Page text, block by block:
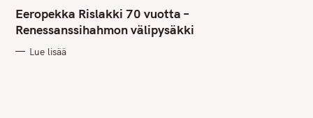
T
E
G
O
I
Eeropekka Rislakki 70 vuotta –
Renessanssihahmon välipysäkki
Lue lisää